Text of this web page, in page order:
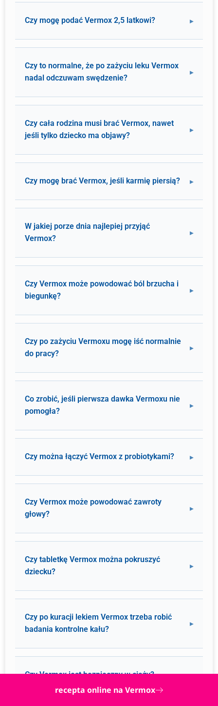
Czy mogę podać Vermox 2,5 latkowi?
Czy to normalne, że po zażyciu leku Vermox
nadal odczuwam swędzenie?
Czy cała rodzina musi brać Vermox, nawet
jeśli tylko dziecko ma objawy?
Czy mogę brać Vermox, jeśli karmię piersią?
W jakiej porze dnia najlepiej przyjąć
Vermox?
Czy Vermox może powodować ból brzucha i
biegunkę?
Czy po zażyciu Vermoxu mogę iść normalnie
do pracy?
Co zrobić, jeśli pierwsza dawka Vermoxu nie
pomogła?
Czy można łączyć Vermox z probiotykami?
Czy Vermox może powodować zawroty
głowy?
Czy tabletkę Vermox można pokruszyć
dziecku?
Czy po kuracji lekiem Vermox trzeba robić
badania kontrolne kału?
Czy Vermox jest bezpieczny w ciąży?
recepta online na Vermox